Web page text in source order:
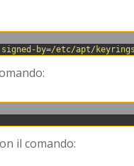
by=/etc/apt/
il comando: